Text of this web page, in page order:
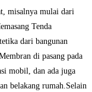
misalnya mulai dari
Tenda
dari bangunan
di pasang pada
mobil, dan ada juga
belakang rumah.Selain